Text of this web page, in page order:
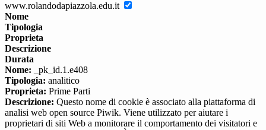
www.rolandodapiazzola.edu.it
Nome
Tipologia
Proprieta
Descrizione
Durata
Nome: _pk_id.1.e408
Tipologia: analitico
Proprieta: Prime Parti
Descrizione: Questo nome di cookie è associato alla piattaforma di
analisi web open source Piwik. Viene utilizzato per aiutare i
proprietari di siti Web a monitorare il comportamento dei visitatori e